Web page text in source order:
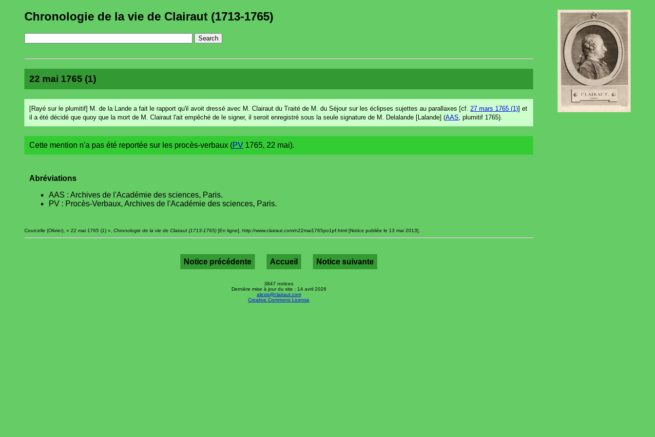
Chronologie de la vie de Clairaut (1713-1765)
22 mai 1765 (1)
[Rayé sur le plumitif] M. de la Lande a fait le rapport qu'il avoit dressé avec M. Clairaut du Traité de M. du Séjour sur les éclipses sujettes au parallaxes [cf. 27 mars 1765 (1)] et
il a été décidé que quoy que la mort de M. Clairaut l'ait empêché de le signer, il seroit enregistré sous la seule signature de M. Delalande [Lalande] (AAS , plumitif 1765).
Cette mention n'a pas été reportée sur les procès-verbaux (PV 1765, 22 mai).
Abréviations
AAS : Archives de l'Académie des sciences, Paris.
PV : Procès-Verbaux, Archives de l'Académie des sciences, Paris.
Courcelle (Olivier), « 22 mai 1765 (1) », Chronologie de la vie de Clairaut (1713-1765) [En ligne], http://www.clairaut.com/n22mai1765po1pf.html [Notice publiée le 13 mai 2013].
Notice précédente Accueil Notice suivante
3847 notices
Dernière mise à jour du site : 14 avril 2026
alexis@clairaut.com
Creative Commons License